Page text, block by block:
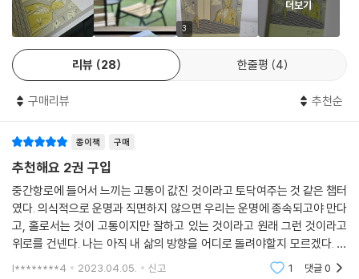
3
더보기
리뷰 28 한줄평 4
구매리뷰 추천순
종이책 구매
추천해요 2권 구입
중간항로에 들어서 느끼는 고통이 값진 것이라고 토닥여주는 것 같은 챕터
였다. 의식적으로 운명과 직면하지 않으면 우리는 운명에 종속되고야 만다
고, 홀로서는 것이 고통이지만 잘하고 있는 것이라고 원래 그런 것이라고
위로를 건넨다. 나는 아직 내 삶의 방향을 어디로 돌려야할지 모르겠다. 의
식적으로 기로에 나를 세워봐야겠다. 그러하여 끊임없이 스스로를 공부하
l********4 2023.04.05. 신고 1 댓글0